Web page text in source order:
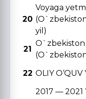
20
Voyaga
yil)
21
O`zbekiston
22 OLIY
2017 — 2021